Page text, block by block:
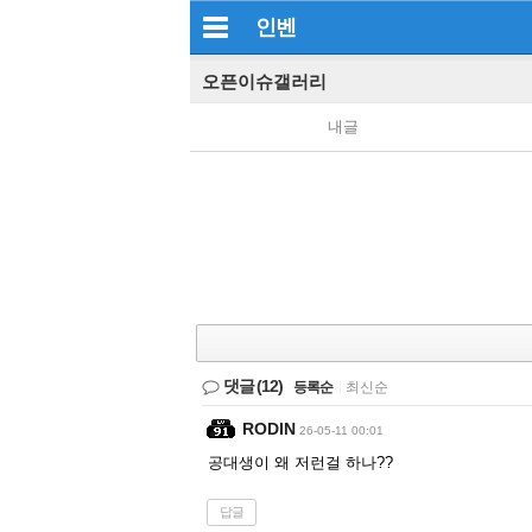
인벤
오픈이슈갤러리
내글
댓글(12) 등록순 최신순
RODIN 26-05-11 00:01
공대생이 왜 저런걸 하나??
답글